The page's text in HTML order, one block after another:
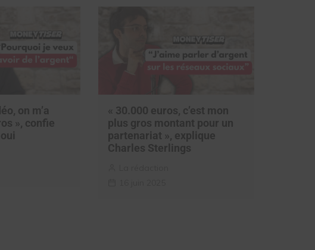
on m’a
», confie
« 30.000 euros, c’est mon
plus gros montant pour un
partenariat », explique
Charles Sterlings